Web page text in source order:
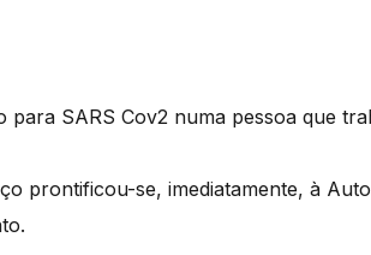
SARS Cov2 numa pessoa que
prontificou-se, imediatamente, à